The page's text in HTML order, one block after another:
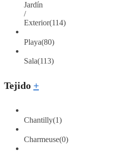
Jardín
/
Exterior(114)
Playa(80)
Sala(113)
Tejido +
Chantilly(1)
Charmeuse(0)